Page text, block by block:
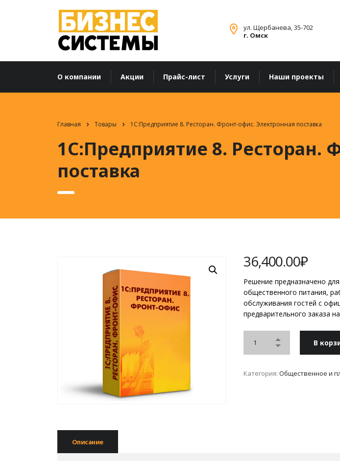
ул. Щербанева, 35-702
г. Омск
О компании Акции Прайс-лист Услуги Наши проекты
Главная Товары 1С:Предприятие 8. Ресторан. Фронт-офис. Электронная поставка
1С:Предприятие 8. Ресторан.
поставка
36,400.00₽
Решение предназначено
общественного питания,
обслуживания гостей с
предварительного заказа
В
Категория: Общественное и
Описание